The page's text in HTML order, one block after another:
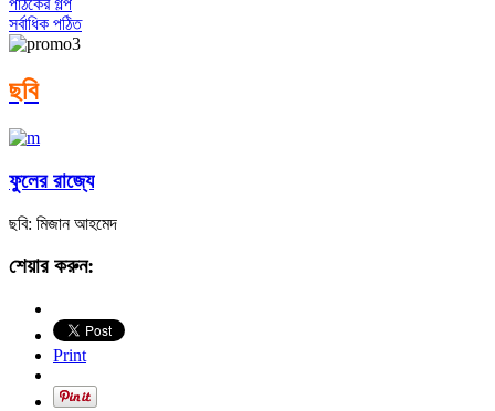
পাঠকের গল্প
সর্বাধিক পঠিত
ছবি
ফুলের রাজ্যে
ছবি: মিজান আহমেদ
শেয়ার করুন:
Print